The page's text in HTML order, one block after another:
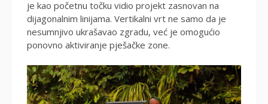
je kao početnu točku vidio projekt zasnovan na
dijagonalnim linijama. Vertikalni vrt ne samo da je
nesumnjivo ukrašavao zgradu, već je omogućio
ponovno aktiviranje pješačke zone.